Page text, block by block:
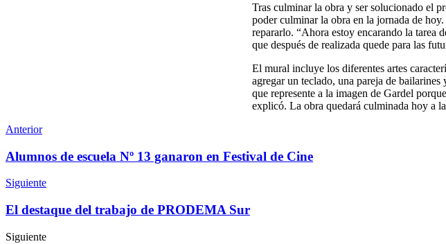
Tras culminar la obra y ser solucionado el
poder culminar la obra en la jornada de
repararlo. “Ahora estoy encarando la tarea
que después de realizada quede para las
El mural incluye los diferentes artes
agregar un teclado, una pareja de
que represente a la imagen de Gardel
explicó. La obra quedará culminada hoy a
Anterior
Alumnos de escuela Nº 13 ganaron en Festival de Cine
Siguiente
El destaque del trabajo de PRODEMA Sur
Siguiente